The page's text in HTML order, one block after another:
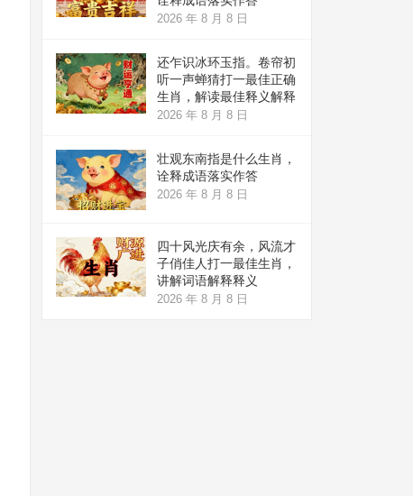
2026 年 8 月 8 日
还乍识冰环玉指。卷帘初
听一声蝉猜打一最佳正确
生肖，解读最佳释义解释
2026 年 8 月 8 日
壮观东南指是什么生肖，
诠释成语落实作答
2026 年 8 月 8 日
四十风光庆有余，风流才
子俏佳人打一最佳生肖，
讲解词语解释释义
2026 年 8 月 8 日